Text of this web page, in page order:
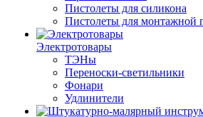
Пистолеты для силикона
Пистолеты для монтажной
Электротовары
ТЭНы
Переноски-светильники
Фонари
Удлинители